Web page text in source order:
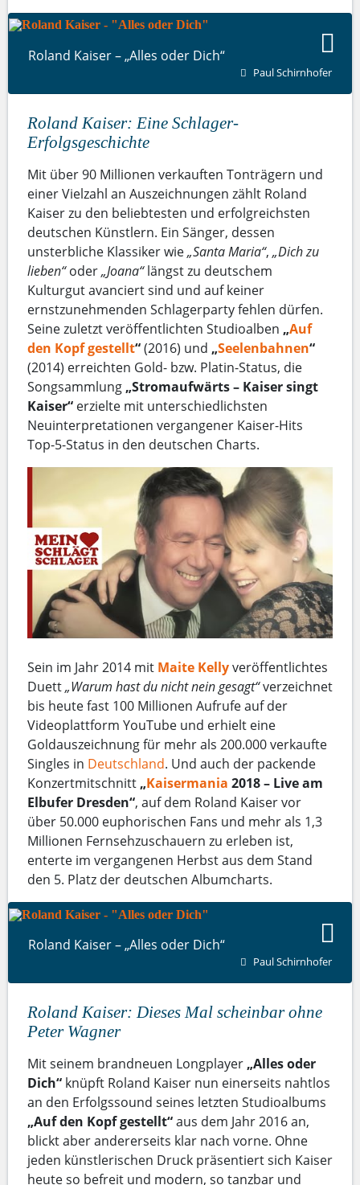
Roland Kaiser – „Alles oder Dich“
Paul Schirnhofer
Roland Kaiser: Eine Schlager-
Erfolgsgeschichte
Mit über 90 Millionen verkauften Tonträgern und
einer Vielzahl an Auszeichnungen zählt Roland
Kaiser zu den beliebtesten und erfolgreichsten
deutschen Künstlern. Ein Sänger, dessen
unsterbliche Klassiker wie„Santa Maria“, „Dich zu
lieben“oder„Joana“längst zu deutschem
Kulturgut avanciert sind und auf keiner
ernstzunehmenden Schlagerparty fehlen dürfen.
Seine zuletzt veröffentlichten Studioalben „Auf
den Kopf gestellt“(2016) und „Seelenbahnen“
(2014) erreichten Gold- bzw. Platin-Status, die
Songsammlung „Stromaufwärts – Kaiser singt
Kaiser“ erzielte mit unterschiedlichsten
Neuinterpretationen vergangener Kaiser-Hits
Top-5-Status in den deutschen Charts.
Sein im Jahr 2014 mit Maite Kellyveröffentlichtes
Duett„Warum hast du nicht nein gesagt“verzeichnet
bis heute fast 100 Millionen Aufrufe auf der
Videoplattform YouTube und erhielt eine
Goldauszeichnung für mehr als 200.000 verkaufte
Singles in Deutschland. Und auch der packende
Konzertmitschnitt „Kaisermania 2018 – Live am
Elbufer Dresden“, auf dem Roland Kaiser vor
über 50.000 euphorischen Fans und mehr als 1,3
Millionen Fernsehzuschauern zu erleben ist,
enterte im vergangenen Herbst aus dem Stand
den 5. Platz der deutschen Albumcharts.
Roland Kaiser – „Alles oder Dich“
Paul Schirnhofer
Roland Kaiser: Dieses Mal scheinbar ohne
Peter Wagner
Mit seinem brandneuen Longplayer „Alles oder
Dich“ knüpft Roland Kaiser nun einerseits nahtlos
an den Erfolgssound seines letzten Studioalbums
„Auf den Kopf gestellt“aus dem Jahr 2016 an,
blickt aber andererseits klar nach vorne. Ohne
jeden künstlerischen Druck präsentiert sich Kaiser
heute so befreit und modern, so tanzbar und